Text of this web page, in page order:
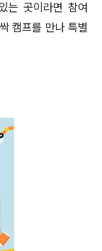
는 곳이라면 참여
캠프를 만나 특별